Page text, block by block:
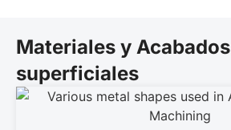
Materiales y Acabados
superficiales